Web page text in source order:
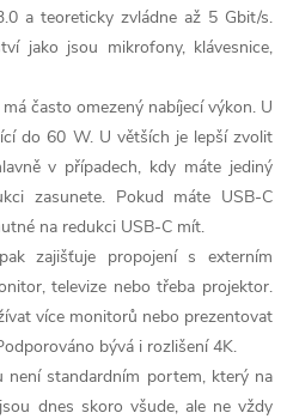
a teoreticky zvládne až 5 Gbit/s.
jako jsou mikrofony, klávesnice,
často omezený nabíjecí výkon. U
do 60 W. U větších je lepší zvolit
v případech, kdy máte jediný
zasunete. Pokud máte USB-C
na redukci USB-C mít.
zajišťuje propojení s externím
televize nebo třeba projektor.
více monitorů nebo prezentovat
bývá i rozlišení 4K.
standardním portem, který na
dnes skoro všude, ale ne vždy